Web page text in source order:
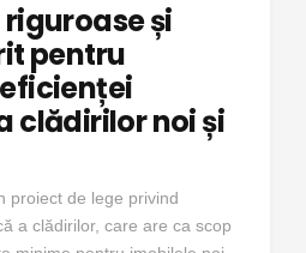
și
pentru
clădirilor noi și
proiect de lege privind
a clădirilor, care are ca scop